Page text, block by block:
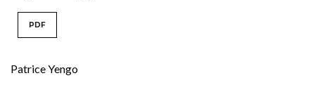
PDF
Patrice Yengo